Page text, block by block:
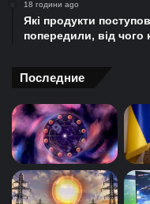
18 години ago
Які продукти
попередили, від чого
Последние